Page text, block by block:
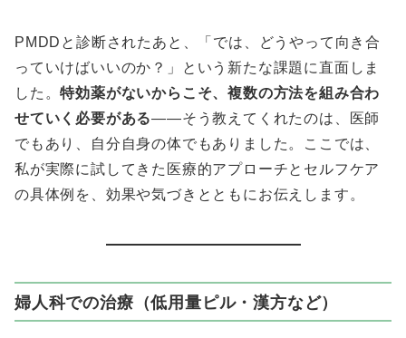
PMDDと診断されたあと、「では、どうやって向き合
っていけばいいのか？」という新たな課題に直面しま
した。特効薬がないからこそ、複数の方法を組み合わ
せていく必要がある――そう教えてくれたのは、医師
でもあり、自分自身の体でもありました。ここでは、
私が実際に試してきた医療的アプローチとセルフケア
の具体例を、効果や気づきとともにお伝えします。
婦人科での治療（低用量ピル・漢方など）